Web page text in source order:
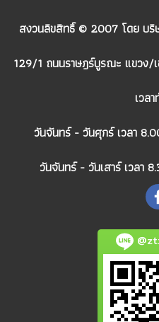
สงวนลิขสิทธิ์ © 2007 โดย บริ
129/1 ถนนราษฎร์บูรณะ แขวง/
เวล
วันจันทร์ - วันศุกร์ เวลา
วันจันทร์ - วันเสาร์ เวลา